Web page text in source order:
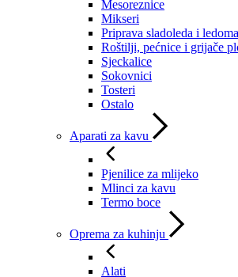
Mesoreznice
Mikseri
Priprava sladoleda i
Roštilji, pećnice i grijače
Sjeckalice
Sokovnici
Tosteri
Ostalo
Aparati za kavu
Pjenilice za mlijeko
Mlinci za kavu
Termo boce
Oprema za kuhinju
Alati